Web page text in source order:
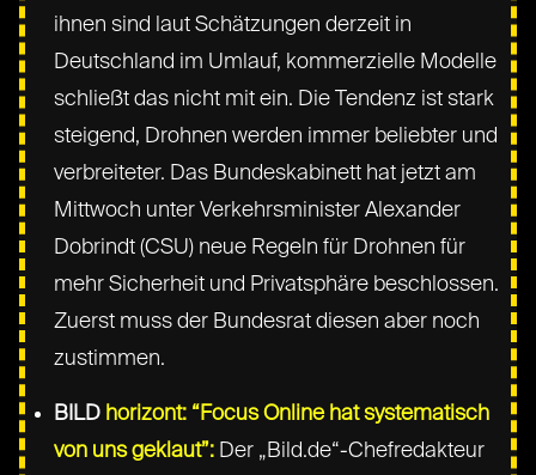
ihnen sind laut Schätzungen derzeit in
Deutschland im Umlauf, kommerzielle Modelle
schließt das nicht mit ein. Die Tendenz ist stark
steigend, Drohnen werden immer beliebter und
verbreiteter. Das Bundeskabinett hat jetzt am
Mittwoch unter Verkehrsminister Alexander
Dobrindt (CSU) neue Regeln für Drohnen für
mehr Sicherheit und Privatsphäre beschlossen.
Zuerst muss der Bundesrat diesen aber noch
zustimmen.
BILD horizont: “Focus Online hat systematisch
von uns geklaut”: Der „Bild.de“-Chefredakteur